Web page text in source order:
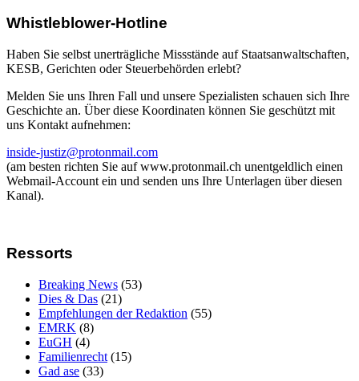
Whistleblower-Hotline
Haben Sie selbst unerträgliche Missstände auf Staatsanwaltschaften,
KESB, Gerichten oder Steuerbehörden erlebt?
Melden Sie uns Ihren Fall und unsere Spezialisten schauen sich Ihre
Geschichte an. Über diese Koordinaten können Sie geschützt mit
uns Kontakt aufnehmen:
inside-justiz@protonmail.com
(am besten richten Sie auf www.protonmail.ch unentgeldlich einen
Webmail-Account ein und senden uns Ihre Unterlagen über diesen
Kanal).
Ressorts
Breaking News (53)
Dies & Das (21)
Empfehlungen der Redaktion (55)
EMRK (8)
EuGH (4)
Familienrecht (15)
Gad ase (33)